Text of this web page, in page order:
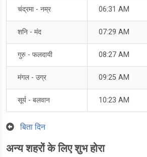
चंद्रमा - नम्र 06:31 AM
शनि - मंद 07:29 AM
गुरु - फलदायी 08:27 AM
मंगल - उग्र 09:25 AM
सूर्य - बलवान 10:23 AM
बिता दिन
अन्य शहरों के लिए शुभ होरा